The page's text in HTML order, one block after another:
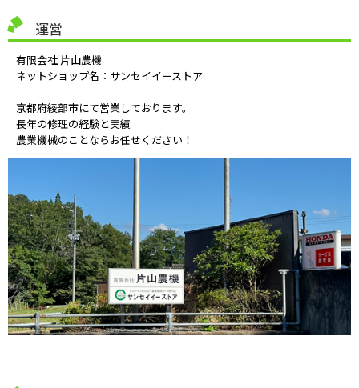
運営
有限会社 片山農機
ネットショップ名：サンセイイーストア
京都府綾部市にて営業しております。
長年の修理の経験と実績
農業機械のことならお任せください！